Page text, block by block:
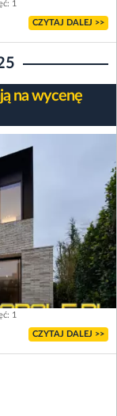
1
CZYTAJ DALEJ >>
na wycenę
1
CZYTAJ DALEJ >>